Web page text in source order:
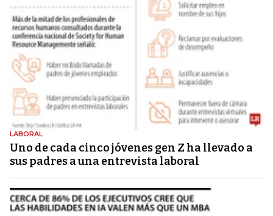
LABORAL
Uno de cada cinco jóvenes gen Z ha llevado a
sus padres a una entrevista laboral